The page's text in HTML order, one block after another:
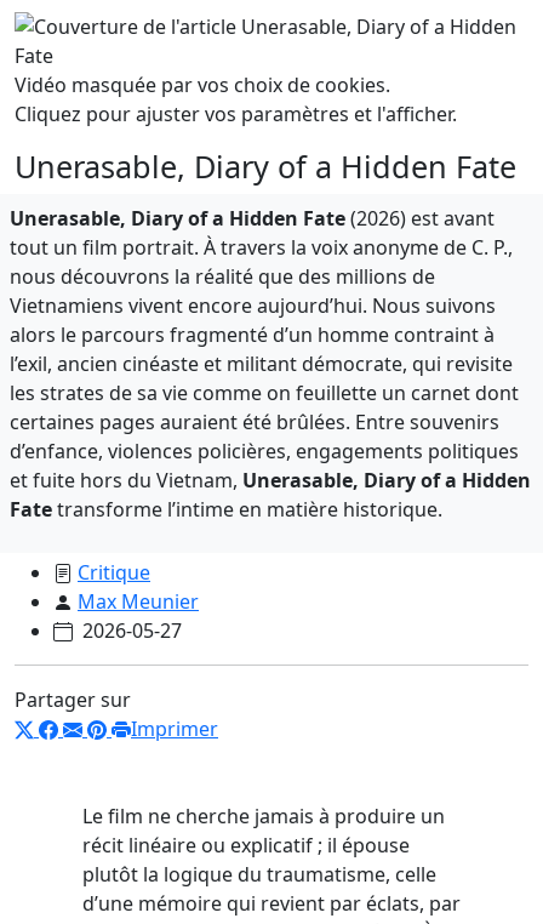
Vidéo masquée par vos choix de cookies.
Cliquez pour ajuster vos paramètres et l'afficher.
Unerasable, Diary of a Hidden Fate
Unerasable, Diary of a Hidden Fate(2026) est avant
tout un film portrait. À travers la voix anonyme de C. P.,
nous découvrons la réalité que des millions de
Vietnamiens vivent encore aujourd’hui. Nous suivons
alors le parcours fragmenté d’un homme contraint à
l’exil, ancien cinéaste et militant démocrate, qui revisite
les strates de sa vie comme on feuillette un carnet dont
certaines pages auraient été brûlées. Entre souvenirs
d’enfance, violences policières, engagements politiques
et fuite hors du Vietnam, Unerasable, Diary of a Hidden
Fatetransforme l’intime en matière historique.
Critique
Max Meunier
2026-05-27
Partager sur
Imprimer
Le film ne cherche jamais à produire un
récit linéaire ou explicatif ; il épouse
plutôt la logique du traumatisme, celle
d’une mémoire qui revient par éclats, par